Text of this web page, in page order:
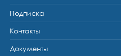
Подписка
Контакты
Документы